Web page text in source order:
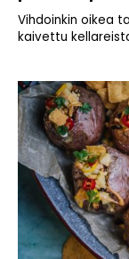
Vihdoinkin oikea
kaivettu